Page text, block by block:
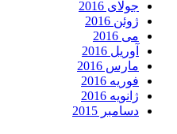
جولای 2016
ژوئن 2016
می 2016
آوریل 2016
مارس 2016
فوریه 2016
ژانویه 2016
دسامبر 2015